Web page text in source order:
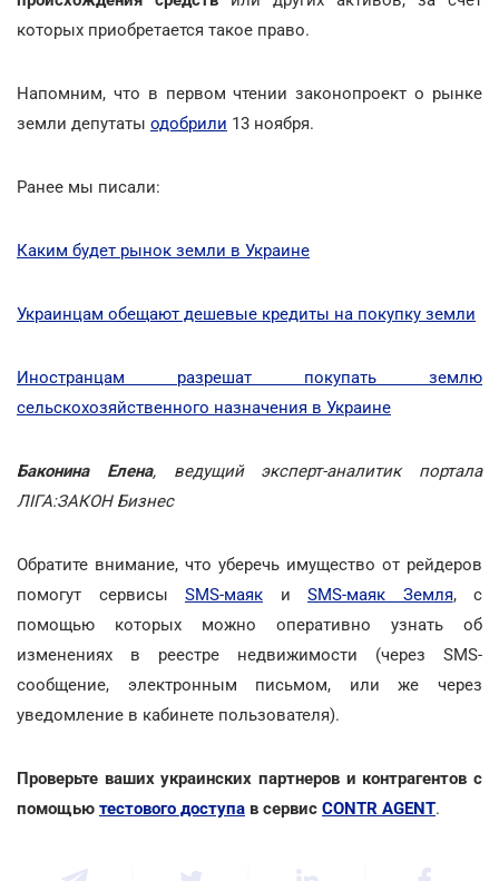
которых приобретается такое право.
Напомним, что в первом чтении законопроект о рынке
земли депутаты одобрили 13 ноября.
Ранее мы писали:
Каким будет рынок земли в Украине
Украинцам обещают дешевые кредиты на покупку земли
Иностранцам разрешат покупать землю
сельскохозяйственного назначения в Украине
Баконина Елена, ведущий эксперт-аналитик портала
ЛІГА:ЗАКОН Бизнес
Обратите внимание, что уберечь имущество от рейдеров
помогут сервисы SMS-маяк и SMS-маяк Земля, с
помощью которых можно оперативно узнать об
изменениях в реестре недвижимости (через SMS-
сообщение, электронным письмом, или же через
уведомление в кабинете пользователя).
Проверьте ваших украинских партнеров и контрагентов с
помощью тестового доступа в сервис CONTR AGENT.